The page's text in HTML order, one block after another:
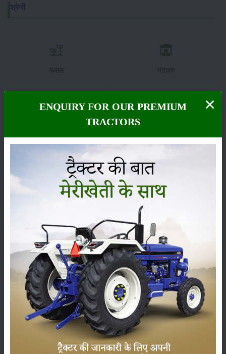
फसल भंडारण
कृषि यंत्र
सम्पादकीय अन्य
लाड़ली बहना योजना की 36वीं किस्त जारी, करोड़ों महिलाओं के
खातों में पहुंचे 1500 रुपये
16-May-2026
ट्रैक्टर बिक्री में महिंद्रा ने अप्रैल 2026 में दर्ज की 20% से
अधिक वृद्धि
01-May-2026
ENQUIRY FOR OUR PREMIUM
TRACTORS